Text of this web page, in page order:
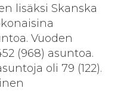
lisäksi Skanska
Vuoden
(968) asuntoa.
oli 79 (122).